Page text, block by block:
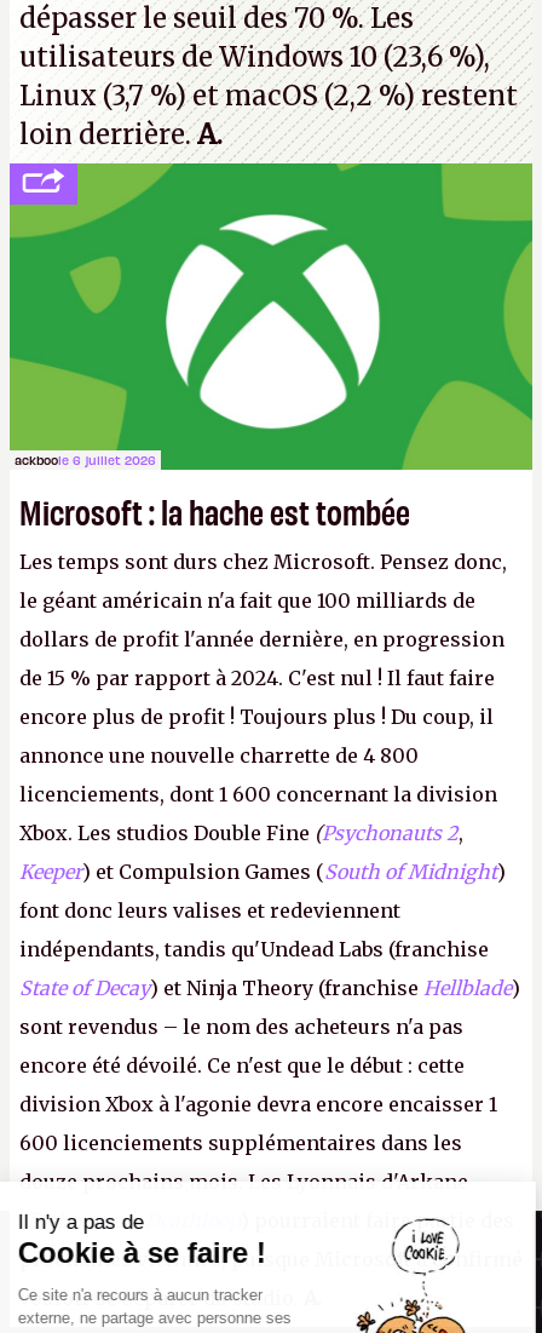
dépasser le seuil des 70 %. Les
utilisateurs de Windows 10 (23,6 %),
Linux (3,7 %) et macOS (2,2 %) restent
loin derrière.A.
ackboole 6 juillet 2026
Microsoft : la hache est tombée
Les temps sont durs chez Microsoft. Pensez donc,
le géant américain n'a fait que 100 milliards de
dollars de profit l'année dernière, en progression
de 15 % par rapport à 2024. C'est nul ! Il faut faire
encore plus de profit ! Toujours plus ! Du coup, il
annonce une nouvelle charrette de 4 800
licenciements, dont 1 600 concernant la division
Xbox. Les studios Double Fine (Psychonauts 2,
Keeper) et Compulsion Games (South of Midnight)
font donc leurs valises et redeviennent
indépendants, tandis qu'Undead Labs (franchise
State of Decay) et Ninja Theory (franchise Hellblade)
sont revendus – le nom des acheteurs n'a pas
encore été dévoilé. Ce n'est que le début : cette
division Xbox à l'agonie devra encore encaisser 1
600 licenciements supplémentaires dans les
douze prochains mois. Les Lyonnais d'Arkane
(Dishonored,
) pourraient faire partie des
prochaines victimes, puisque Microsoft a confirmé
vouloir se séparer du studio.
Canard PC
Kiosque numérique
Boutique
Il n'y a pas de
Cookie à se faire !
Ce site n'a recours à aucun tracker
externe, ne partage avec personne ses